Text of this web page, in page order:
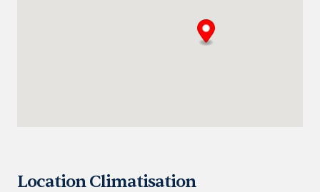
Location Climatisation